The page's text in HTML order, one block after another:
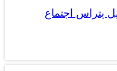
يتراس اجتماع